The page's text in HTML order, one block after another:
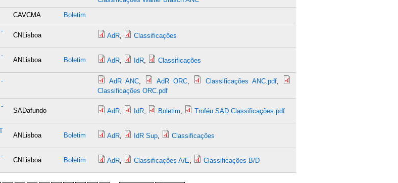
CAVCMA Boletim
CNLisboa AdR Classificações
ANLisboa Boletim AdR IdR Classificações
AdR ANC AdR ORC Classificações ANC.pdf
Classificações ORC.pdf
SADafundo AdR IdR Boletim Troféu SAD Classificações.pdf
ANLisboa Boletim AdR IdR Sup Classificações
CNLisboa Boletim AdR Classificações A/E Classificações B/D